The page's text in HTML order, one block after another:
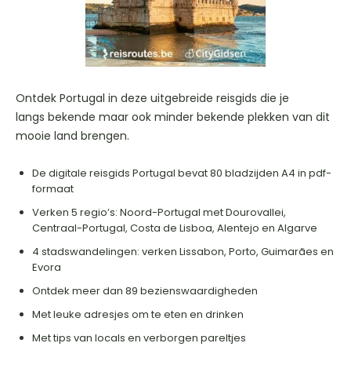
Ontdek Portugal in deze uitgebreide reisgids die je
langs bekende maar ook minder bekende plekken van dit
mooie land brengen.
De digitale reisgids Portugal bevat 80 bladzijden A4 in pdf-
formaat
Verken 5 regio’s: Noord-Portugal met Dourovallei,
Centraal-Portugal, Costa de Lisboa, Alentejo en Algarve
4 stadswandelingen: verken Lissabon, Porto, Guimarães en
Evora
Ontdek meer dan 89 bezienswaardigheden
Met leuke adresjes om te eten en drinken
Met tips van locals en verborgen pareltjes